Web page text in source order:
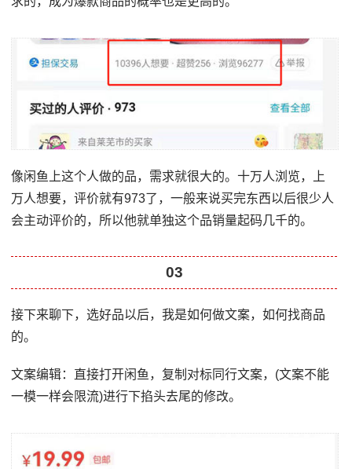
像闲鱼上这个人做的品，需求就很大的。十万人浏览，上
万人想要，评价就有973了，一般来说买完东西以后很少人
会主动评价的，所以他就单独这个品销量起码几千的。
03
接下来聊下，选好品以后，我是如何做文案，如何找商品
的。
文案编辑：直接打开闲鱼，复制对标同行文案，(文案不能
一模一样会限流)进行下掐头去尾的修改。